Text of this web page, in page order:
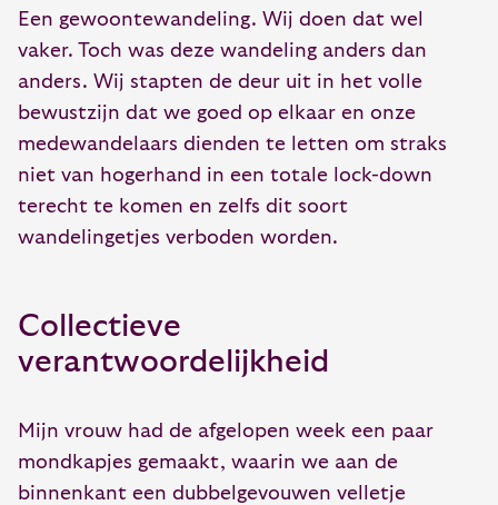
Een gewoontewandeling. Wij doen dat wel
vaker. Toch was deze wandeling anders dan
anders. Wij stapten de deur uit in het volle
bewustzijn dat we goed op elkaar en onze
medewandelaars dienden te letten om straks
niet van hogerhand in een totale lock-down
terecht te komen en zelfs dit soort
wandelingetjes verboden worden.
Collectieve
verantwoordelijkheid
Mijn vrouw had de afgelopen week een paar
mondkapjes gemaakt, waarin we aan de
binnenkant een dubbelgevouwen velletje